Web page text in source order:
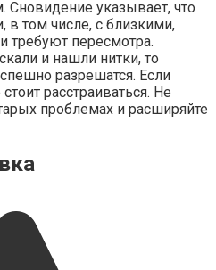
указывает, что
том числе, с близкими,
требуют пересмотра.
и нашли нитки, то
разрешатся. Если
расстраиваться. Не
проблемах и расширяйте